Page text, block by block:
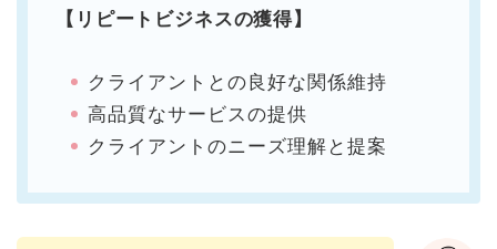
【リピートビジネスの獲得】
クライアントとの良好な関係維持
高品質なサービスの提供
クライアントのニーズ理解と提案